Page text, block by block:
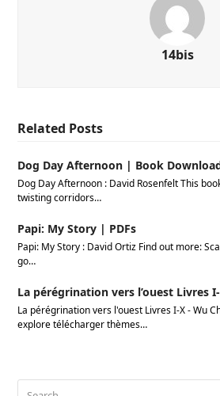
14bis
Related Posts
Dog Day Afternoon | Book
Dog Day Afternoon : David Rosenfelt This
twisting corridors…
Papi: My Story | PDFs
Papi: My Story : David Ortiz Find out more:
go…
La pérégrination vers l’ouest Livres
La pérégrination vers l'ouest Livres I-X - Wu
explore télécharger thèmes…